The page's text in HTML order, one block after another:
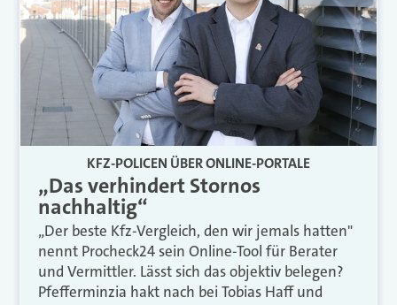
KFZ-POLICEN ÜBER ONLINE-PORTALE
„Das verhindert Stornos
nachhaltig“
„Der beste Kfz-Vergleich, den wir jemals hatten"
nennt Procheck24 sein Online-Tool für Berater
und Vermittler. Lässt sich das objektiv belegen?
Pfefferminzia hakt nach bei Tobias Haff und